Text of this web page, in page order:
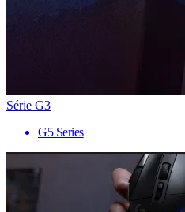
Série G3
G5 Series